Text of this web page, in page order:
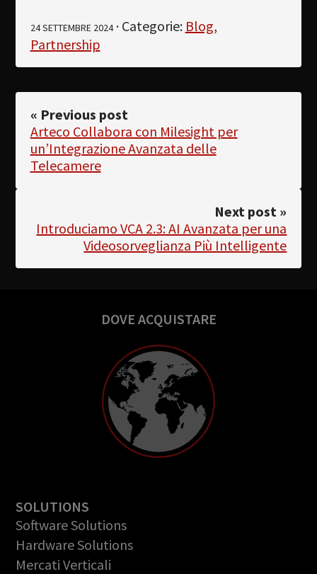
24 SETTEMBRE 2024· Categorie: Blog,
Partnership
« Previous post
Arteco Collabora con Milesight per
un’Integrazione Avanzata delle
Telecamere
Next post »
Introduciamo VCA 2.3: AI Avanzata per una
Videosorveglianza Più Intelligente
DOVE ACQUISTARE
SOLUTIONS
Software Solutions
Hardware Solutions
Mercati Verticali